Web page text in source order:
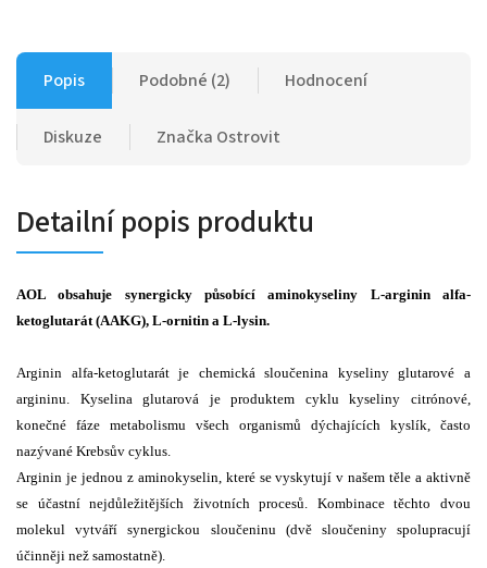
Popis Podobné (2) Hodnocení
Diskuze Značka Ostrovit
Detailní popis produktu
AOL obsahuje synergicky působící aminokyseliny L-arginin alfa-
ketoglutarát (AAKG), L-ornitin a L-lysin.
Arginin alfa-ketoglutarát je chemická sloučenina kyseliny glutarové a
argininu. Kyselina glutarová je produktem cyklu kyseliny citrónové,
konečné fáze metabolismu všech organismů dýchajících kyslík, často
nazývané Krebsův cyklus.
Arginin je jednou z aminokyselin, které se vyskytují v našem těle a aktivně
se účastní nejdůležitějších životních procesů. Kombinace těchto dvou
molekul vytváří synergickou sloučeninu (dvě sloučeniny spolupracují
účinněji než samostatně).